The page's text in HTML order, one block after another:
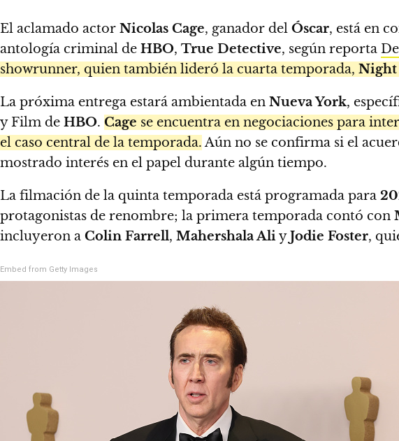
El aclamado actor Nicolas Cage, ganador del Óscar, está en
antología criminal de HBO, True Detective, según reporta
showrunner, quien también lideró la cuarta temporada,
La próxima entrega estará ambientada en Nueva York,
y Film de HBO. Cage se encuentra en negociaciones para
el caso central de la temporada. Aún no se confirma si el
mostrado interés en el papel durante algún tiempo.
La filmación de la quinta temporada está programada para
protagonistas de renombre; la primera temporada contó con
incluyeron a Colin Farrell, Mahershala AliyJodie Foster,
Embed from Getty Images